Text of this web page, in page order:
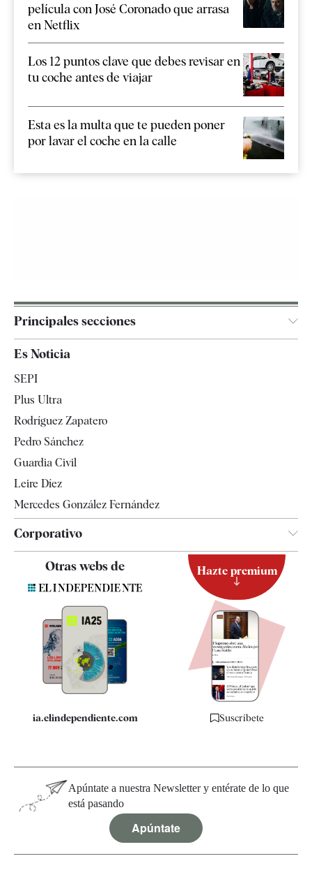
película con José Coronado que arrasa
en Netflix
Los 12 puntos clave que debes revisar en
tu coche antes de viajar
Esta es la multa que te pueden poner
por lavar el coche en la calle
Principales secciones
España
Televisión
Es Noticia
SEPI
Plus Ultra
Rodríguez Zapatero
Pedro Sánchez
Guardia Civil
Leire Díez
Mercedes González Fernández
Corporativo
Contacto
Quiénes somos
Especificaciones
Otras webs de
ia.elindependiente.com
Hazte premium
Suscríbete
Apúntate a nuestra Newsletter y entérate de lo que
está pasando
Apúntate